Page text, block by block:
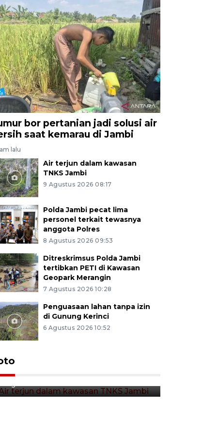
bor pertanian jadi solusi air
saat kemarau di Jambi
lalu
Air terjun dalam kawasan
TNKS Jambi
9 Agustus 2026 08:17
Polda Jambi pecat lima
personel terkait tewasnya
anggota Polres
8 Agustus 2026 09:53
Ditreskrimsus Polda Jambi
tertibkan PETI di Kawasan
Geopark Merangin
7 Agustus 2026 10:28
Penguasaan lahan tanpa izin
di Gunung Kerinci
6 Agustus 2026 10:52
Air terjun dalam kawasan
TNKS Jambi